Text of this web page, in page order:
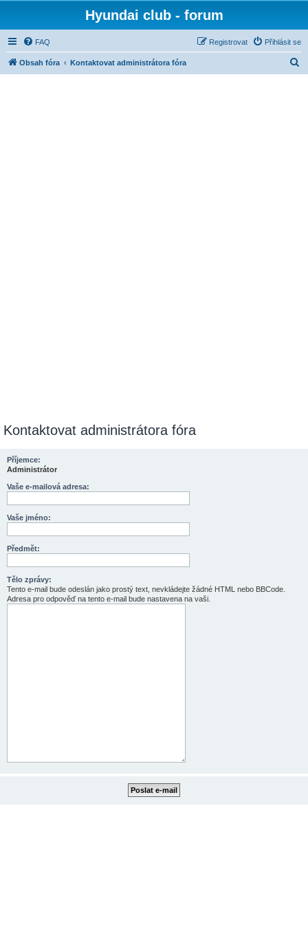
Hyundai club - forum
FAQ Přihlásit se
Registrovat
Obsah fóra Kontaktovat administrátora fóra
Kontaktovat administrátora fóra
Příjemce:
Administrátor
Vaše e-mailová adresa:
Vaše jméno:
Předmět:
Tělo zprávy:
Tento e-mail bude odeslán jako prostý text, nevkládejte žádné HTML nebo BBCode.
Adresa pro odpověď na tento e-mail bude nastavena na vaši.